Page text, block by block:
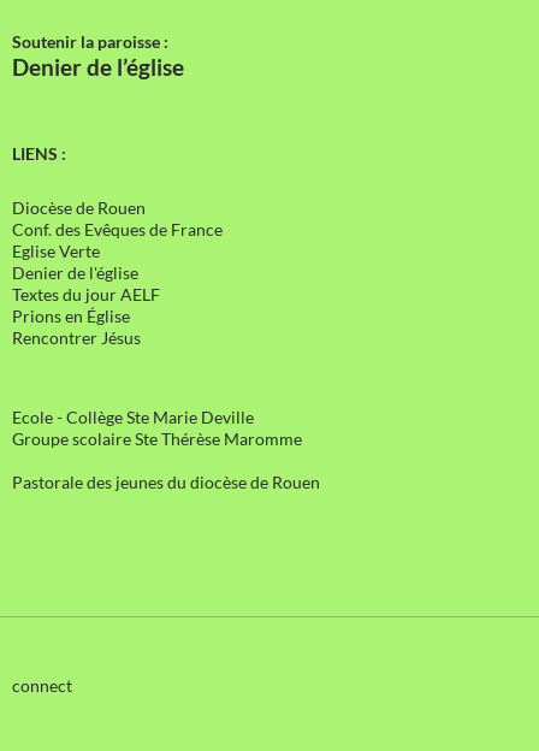
Soutenir la paroisse :
Denier de l’église
LIENS :
Diocèse de Rouen
Conf. des Evêques de France
Eglise Verte
Denier de l'église
Textes du jour AELF
Prions en Église
Rencontrer Jésus
Ecole - Collège Ste Marie Deville
Groupe scolaire Ste Thérèse Maromme
Pastorale des jeunes du diocèse de Rouen
connect